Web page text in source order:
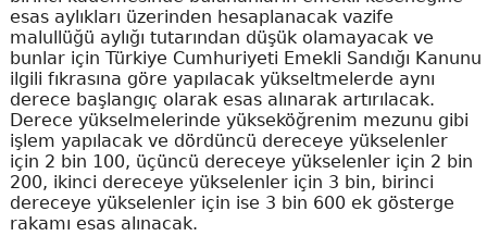
esas aylıkları üzerinden hesaplanacak vazife
malullüğü aylığı tutarından düşük olamayacak ve
bunlar için Türkiye Cumhuriyeti Emekli Sandığı Kanunu
ilgili fıkrasına göre yapılacak yükseltmelerde aynı
derece başlangıç olarak esas alınarak artırılacak.
Derece yükselmelerinde yükseköğrenim mezunu gibi
işlem yapılacak ve dördüncü dereceye yükselenler
için 2 bin 100, üçüncü dereceye yükselenler için 2 bin
200, ikinci dereceye yükselenler için 3 bin, birinci
dereceye yükselenler için ise 3 bin 600 ek gösterge
rakamı esas alınacak.